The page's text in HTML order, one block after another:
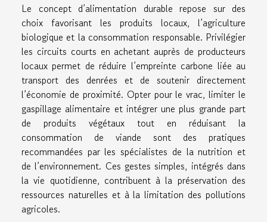
Le concept d’alimentation durable repose sur des
choix favorisant les produits locaux, l’agriculture
biologique et la consommation responsable. Privilégier
les circuits courts en achetant auprès de producteurs
locaux permet de réduire l’empreinte carbone liée au
transport des denrées et de soutenir directement
l’économie de proximité. Opter pour le vrac, limiter le
gaspillage alimentaire et intégrer une plus grande part
de produits végétaux tout en réduisant la
consommation de viande sont des pratiques
recommandées par les spécialistes de la nutrition et
de l’environnement. Ces gestes simples, intégrés dans
la vie quotidienne, contribuent à la préservation des
ressources naturelles et à la limitation des pollutions
agricoles.